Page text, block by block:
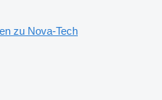
zu Nova-Tech